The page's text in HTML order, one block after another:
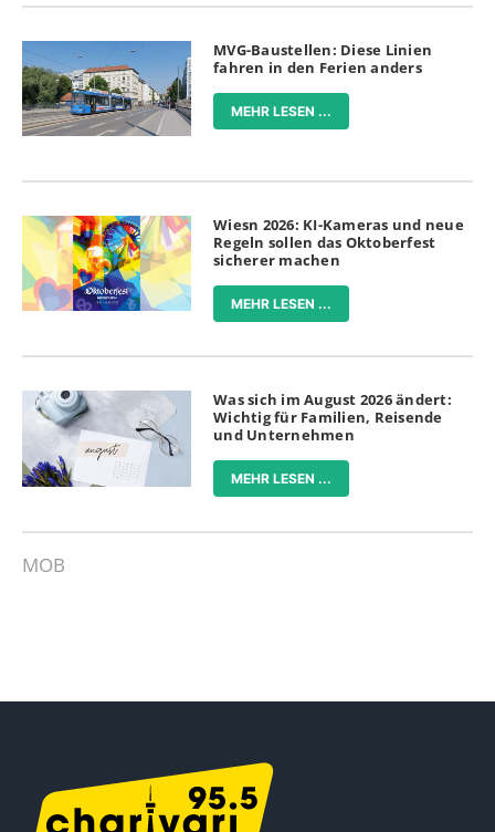
MVG-Baustellen: Diese Linien
fahren in den Ferien anders
MEHR LESEN ...
Wiesn 2026: KI-Kameras und neue
Regeln sollen das Oktoberfest
sicherer machen
MEHR LESEN ...
Was sich im August 2026 ändert:
Wichtig für Familien, Reisende
und Unternehmen
MEHR LESEN ...
MOB